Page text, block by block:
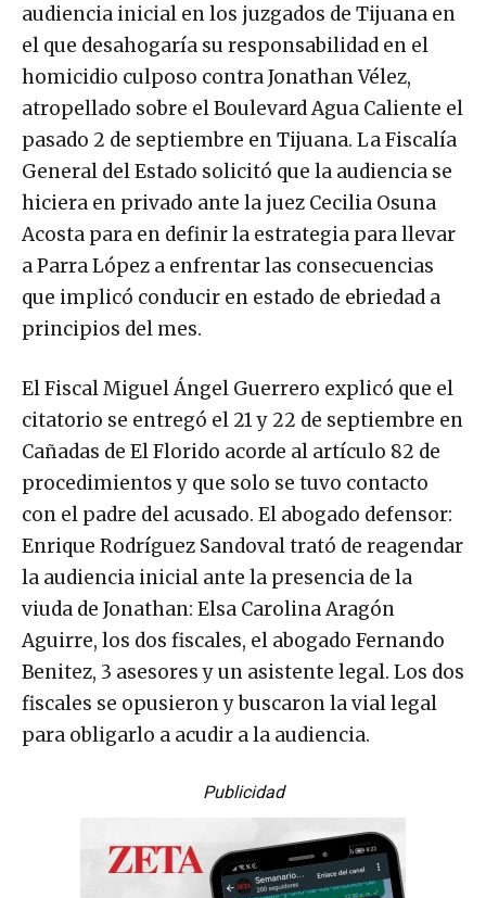
audiencia inicial en los juzgados de Tijuana en
el que desahogaría su responsabilidad en el
homicidio culposo contra Jonathan Vélez,
atropellado sobre el Boulevard Agua Caliente el
pasado 2 de septiembre en Tijuana. La Fiscalía
General del Estado solicitó que la audiencia se
hiciera en privado ante la juez Cecilia Osuna
Acosta para en definir la estrategia para llevar
a Parra López a enfrentar las consecuencias
que implicó conducir en estado de ebriedad a
principios del mes.
El Fiscal Miguel Ángel Guerrero explicó que el
citatorio se entregó el 21 y 22 de septiembre en
Cañadas de El Florido acorde al artículo 82 de
procedimientos y que solo se tuvo contacto
con el padre del acusado. El abogado defensor:
Enrique Rodríguez Sandoval trató de reagendar
la audiencia inicial ante la presencia de la
viuda de Jonathan: Elsa Carolina Aragón
Aguirre, los dos fiscales, el abogado Fernando
Benitez, 3 asesores y un asistente legal. Los dos
fiscales se opusieron y buscaron la vial legal
para obligarlo a acudir a la audiencia.
Publicidad